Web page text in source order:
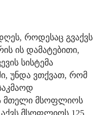
როდესაც გვაქვს
ის დამატებითი,
სისტემა
უნდა ვთქვათ, რომ
მთელი მსოფლიოს